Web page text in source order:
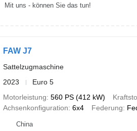
Mit uns - können Sie das tun!
FAW J7
Sattelzugmaschine
2023
Euro 5
Motorleistung 560 PS (412 kW)
Achsenkonfiguration 6x4 Federung
China